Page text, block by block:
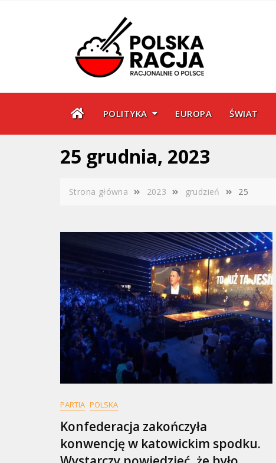
POLITYKA EUROPA ŚWIAT
25 grudnia, 2023
Strona główna 2023 grudzień 25
PARTIA POLSKA
Konfederacja zakończyła
konwencję w katowickim spodku.